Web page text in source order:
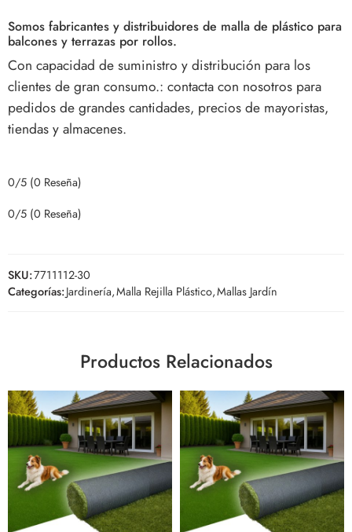
Somos fabricantes y distribuidores de malla de plástico para
balcones y terrazas por rollos.
Con capacidad de suministro y distribución para los
clientes de gran consumo.: contacta con nosotros para
pedidos de grandes cantidades, precios de mayoristas,
tiendas y almacenes.
0/5 (0 Reseña)
0/5 (0 Reseña)
SKU:7711112-30
Categorías:Jardinería,Malla Rejilla Plástico,Mallas Jardín
Productos Relacionados